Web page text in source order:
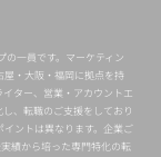
の一員です。マーケティン
・大阪・福岡に拠点を持
ター、営業・アカウントエ
、転職のご支援をしており
ントは異なります。企業ご
績から培った専門特化の転